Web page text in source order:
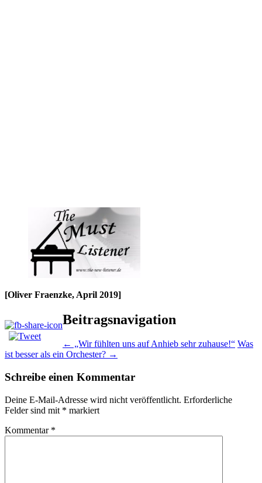
[Oliver Fraenzke, April 2019]
Beitragsnavigation
← „Wir fühlten uns auf Anhieb sehr zuhause!“ Was
ist besser als ein Orchester? →
Schreibe einen Kommentar
Deine E-Mail-Adresse wird nicht veröffentlicht. Erforderliche
Felder sind mit * markiert
Kommentar *